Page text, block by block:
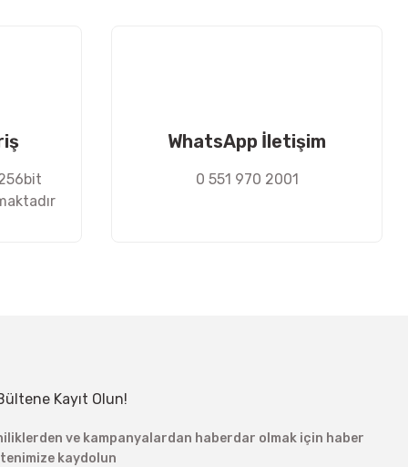
WhatsApp İletişim
0 551 970 2001
Kayıt Olun!
ve kampanyalardan haberdar olmak için haber
kaydolun